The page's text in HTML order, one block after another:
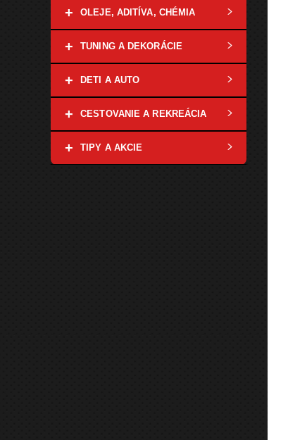
+ OLEJE, ADITÍVA, CHÉMIA
+ TUNING A DEKORÁCIE
+ DETI A AUTO
+ CESTOVANIE A REKREÁCIA
+ TIPY A AKCIE